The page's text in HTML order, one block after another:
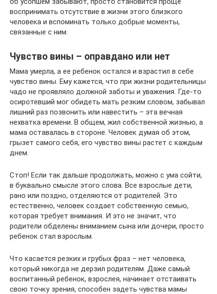
воспринимать отсутствие в жизни этого близкого
человека и вспоминать только добрые моменты,
связанные с ним.
Чувство вины – оправдано или нет
Мама умерла, а ее ребенок остался и взрастил в себе
чувство вины. Ему кажется, что при жизни родительницы
чадо не проявляло должной заботы и уважения. Где-то
осиротевший мог обидеть мать резким словом, забывал
лишний раз позвонить или навестить – эта вечная
нехватка времени. В общем, жил собственной жизнью, а
мама оставалась в стороне. Человек думая об этом,
грызет самого себя, его чувство вины растет с каждым
днем.
Стоп! Если так дальше продолжать, можно с ума сойти,
в буквально смысле этого слова. Все взрослые дети,
рано или поздно, отделяются от родителей. Это
естественно, человек создает собственную семью,
которая требует внимания. И это не значит, что
родители обделены вниманием сына или дочери, просто
ребенок стал взрослым.
Что касается резких и грубых фраз – нет человека,
который никогда не дерзил родителям. Даже самый
воспитанный ребенок, взрослея, начинает отстаивать
свою точку зрения, способен задеть чувства мамы